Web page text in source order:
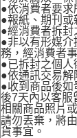
●依消費者要求
●報紙、期刊或
●經消費者拆封
●非以有形媒介
務，經消費者
●已拆封之個人
●依通訊交易解
●收到商品後如
後7天內以客服
相關商品照片
請勿丟棄，將
貨事宜。